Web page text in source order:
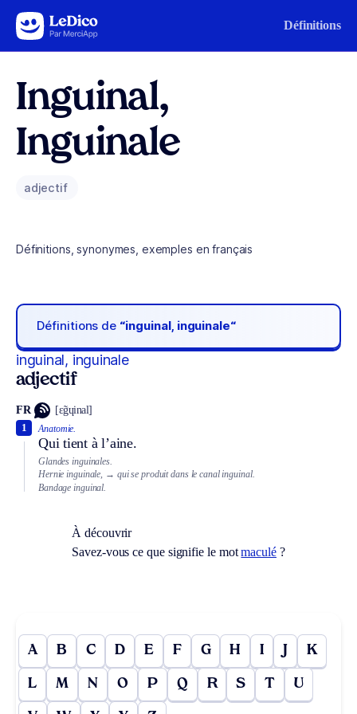
Aller au contenu Définitions
Inguinal,
Inguinale
adjectif
Définitions, synonymes, exemples en français
Définitions de “inguinal, inguinale“
inguinal, inguinale
adjectif
FR [ɛ̃gɥinal]
Anatomie.
Qui tient à l’aine.
1
Glandes inguinales.
Hernie inguinale, → qui se produit dans le canal inguinal.
Bandage inguinal.
À découvrir
Savez-vous ce que signifie le motmaculé?
A B C D E F G H I J K
L M N O P Q R S T U